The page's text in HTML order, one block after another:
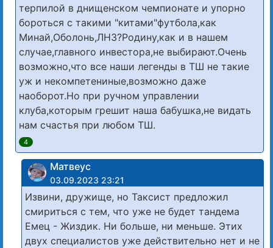
терпилой в днищенском чемпионате и упорно
бороться с такими "китами"футбола,как
Минай,Оболонь,ЛНЗ?Родину,как и в нашем
случае,главного инвестора,не выбирают.Очень
возможно,что все наши легенды в ТШ не такие
уж и некомпетениные,возможно даже
наоборот.Но при ручном управлении
клуба,которым грешит наша бабушка,не видать
нам счастья при любом ТШ.
4
Матвеус
03.09.2023 23:21
Извини, дружище, но Таксист предложил
смириться с тем, что уже не будет тандема
Емец - Жиздик. Ни больше, ни меньше. Этих
двух специалистов уже действительно нет и не